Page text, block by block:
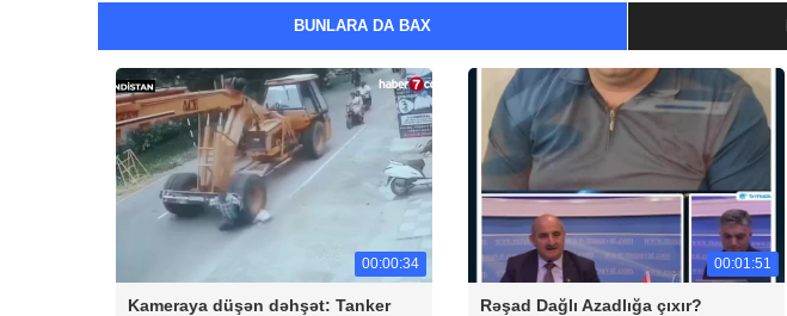
BUNLARA DA BAX
00:00:34
Kameraya düşən dəhşət: Tanker
00:01:51
Rəşad Dağlı Azadlığa çıxır?